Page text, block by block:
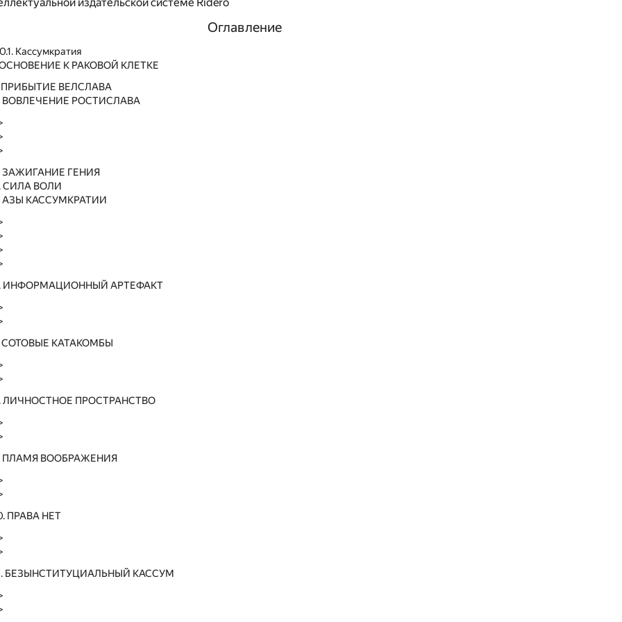
Оглавление
Кассумкратия
К РАКОВОЙ КЛЕТКЕ
ПРИБЫТИЕ ВЕЛСЛАВА
ВОВЛЕЧЕНИЕ РОСТИСЛАВА
ЗАЖИГАНИЕ ГЕНИЯ
СИЛА ВОЛИ
АЗЫ КАССУМКРАТИИ
ИНФОРМАЦИОННЫЙ АРТЕФАКТ
СОТОВЫЕ КАТАКОМБЫ
ЛИЧНОСТНОЕ ПРОСТРАНСТВО
ПЛАМЯ ВООБРАЖЕНИЯ
ПРАВА НЕТ
БЕЗЫНСТИТУЦИАЛЬНЫЙ КАССУМ